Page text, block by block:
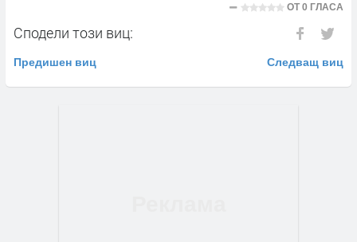
ОТ0 ГЛАСА
Сподели този виц:
Предишен виц Следващ виц